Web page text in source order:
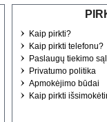
Kaip pirkti?
Kaip pirkti telefonu?
Paslaugų tiekimo
Privatumo politika
Apmokėjimo būdai
Kaip pirkti